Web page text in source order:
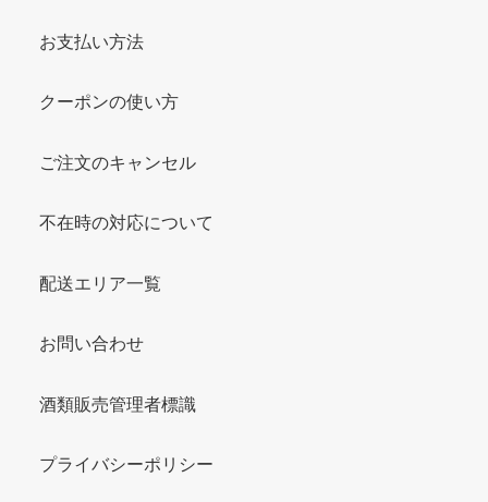
お支払い方法
クーポンの使い方
ご注文のキャンセル
不在時の対応について
配送エリア一覧
お問い合わせ
酒類販売管理者標識
プライバシーポリシー